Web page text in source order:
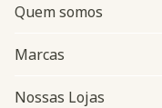
Quem somos
Marcas
Nossas Lojas